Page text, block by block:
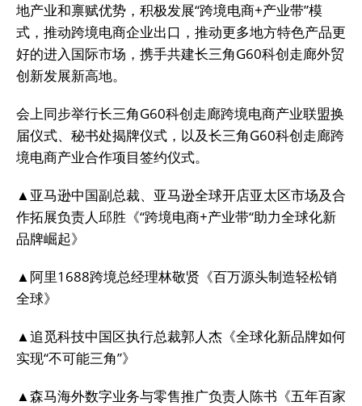
地产业和禀赋优势，积极发展“跨境电商+产业带”模
式，推动跨境电商企业出口，推动更多地方特色产品更
好的进入国际市场，携手共建长三角G60科创走廊外贸
创新发展新高地。
会上同步举行长三角G60科创走廊跨境电商产业联盟换
届仪式、秘书处揭牌仪式，以及长三角G60科创走廊跨
境电商产业合作项目签约仪式。
▲亚马逊中国副总裁、亚马逊全球开店亚太区市场及合
作拓展负责人邱胜《“跨境电商+产业带“助力全球化新
品牌崛起》
▲阿里1688跨境总经理林敬贤《百万源头制造轻松销
全球》
▲追觅科技中国区执行总裁郭人杰《全球化新品牌如何
实现“不可能三角”》
▲森马海外数字业务与零售推广负责人陈书《五年百家